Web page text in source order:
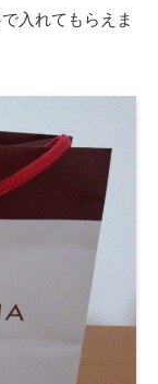
入れてもらえま